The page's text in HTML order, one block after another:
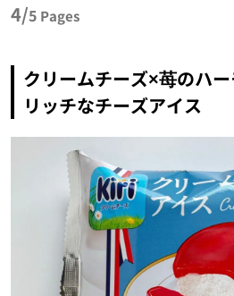
4/5 Pages
クリームチーズ×苺のハ
リッチなチーズアイス